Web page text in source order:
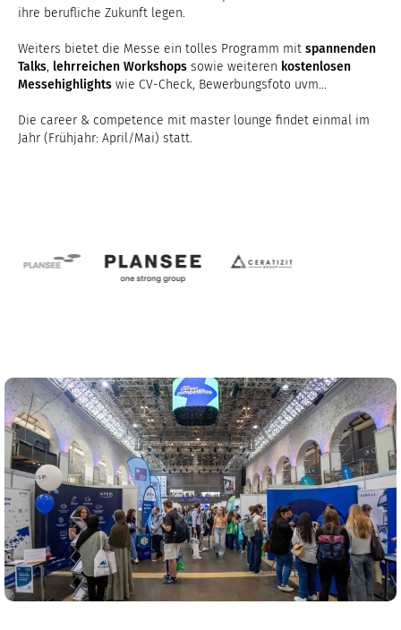
ihre berufliche Zukunft legen.
Weiters bietet die Messe ein tolles Programm mit spannenden
Talks, lehrreichen Workshops sowie weiteren kostenlosen
Messehighlights wie CV-Check, Bewerbungsfoto uvm...
Die career & competence mit master lounge findet einmal im
Jahr (Frühjahr: April/Mai) statt.